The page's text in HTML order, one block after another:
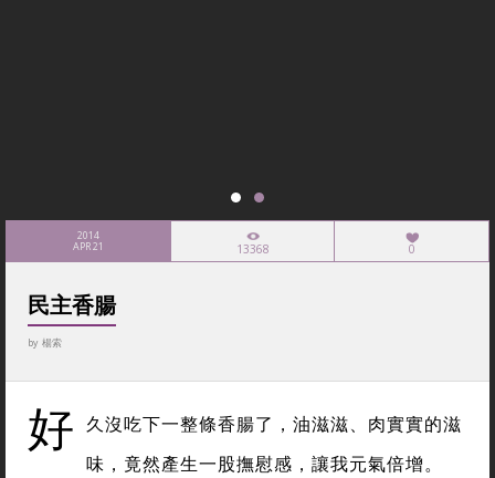
2014
APR 21 13368 0
民主香腸
by 楊索
好 久沒吃下一整條香腸了，油滋滋、肉實實的滋
味，竟然產生一股撫慰感，讓我元氣倍增。